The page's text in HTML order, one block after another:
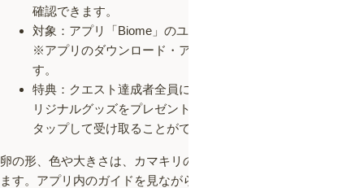
確認できます。
対象：アプリ「Biome」のユーザー全員
※アプリのダウンロード・アカウント登録はすべて無料で
す。
特典：クエスト達成者全員に、カマキリにまつわるBiomeオ
リジナルグッズをプレゼント。達成時に表示されるバナーを
タップして受け取ることができます。
卵の形、色や大きさは、カマキリの種類によって少しずつ異なり
ます。アプリ内のガイドを見ながら、カマキリの卵探しに挑戦し